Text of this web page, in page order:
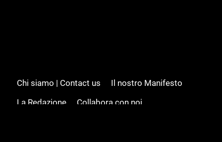
Chi siamo | Contact us
Il nostro Manifesto
La Redazione
Collabora con noi